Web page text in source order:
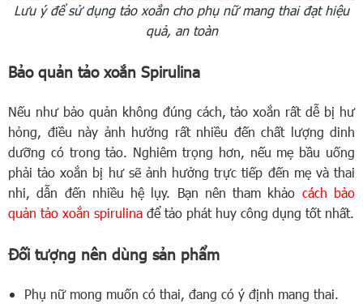
Lưu ý để sử dụng tảo xoắn cho phụ nữ mang thai đạt hiệu
quả, an toàn
Bảo quản tảo xoắn Spirulina
Nếu như bảo quản không đúng cách, tảo xoắn rất dễ bị hư
hỏng, điều này ảnh hưởng rất nhiều đến chất lượng dinh
dưỡng có trong tảo. Nghiêm trọng hơn, nếu mẹ bầu uống
phải tảo xoắn bị hư sẽ ảnh hưởng trực tiếp đến mẹ và thai
nhi, dẫn đến nhiều hệ lụy. Bạn nên tham khảo cách bảo
quản tảo xoắn spirulina để tảo phát huy công dụng tốt nhất.
Đối tượng nên dùng sản phẩm
Phụ nữ mong muốn có thai, đang có ý định mang thai.